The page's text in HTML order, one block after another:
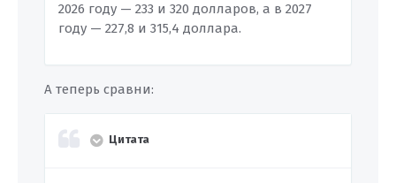
2026 году — 233 и 320 долларов, а в 2027
году — 227,8 и 315,4 доллара.
А теперь сравни:
Цитата